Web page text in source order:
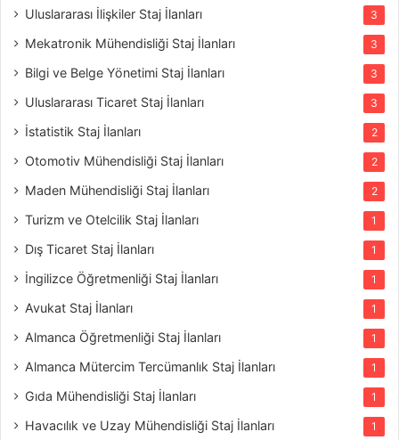
Uluslararası İlişkiler Staj İlanları 3
Mekatronik Mühendisliği Staj İlanları 3
Bilgi ve Belge Yönetimi Staj İlanları 3
Uluslararası Ticaret Staj İlanları 3
İstatistik Staj İlanları 2
Otomotiv Mühendisliği Staj İlanları 2
Maden Mühendisliği Staj İlanları 2
Turizm ve Otelcilik Staj İlanları 1
Dış Ticaret Staj İlanları 1
İngilizce Öğretmenliği Staj İlanları 1
Avukat Staj İlanları 1
Almanca Öğretmenliği Staj İlanları 1
Almanca Mütercim Tercümanlık Staj İlanları 1
Gıda Mühendisliği Staj İlanları 1
Havacılık ve Uzay Mühendisliği Staj İlanları 1